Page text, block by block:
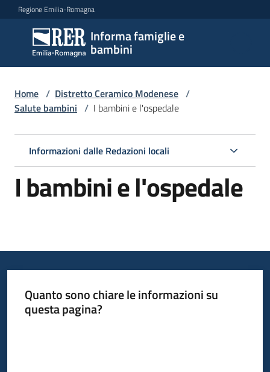
Vai al contenuto
Vai alla navigazione
Vai al footer
Regione Emilia-Romagna
Informa famiglie e
bambini
Informa
famiglie
e
bambini
Argomenti
Servizi
le
Informazioni
Home / Distretto Ceramico Modenese /
Salute bambini / I bambini e l'ospedale
Informazioni dalle Redazioni locali
I bambini e l'ospedale
Quanto sono chiare le informazioni su
questa pagina?